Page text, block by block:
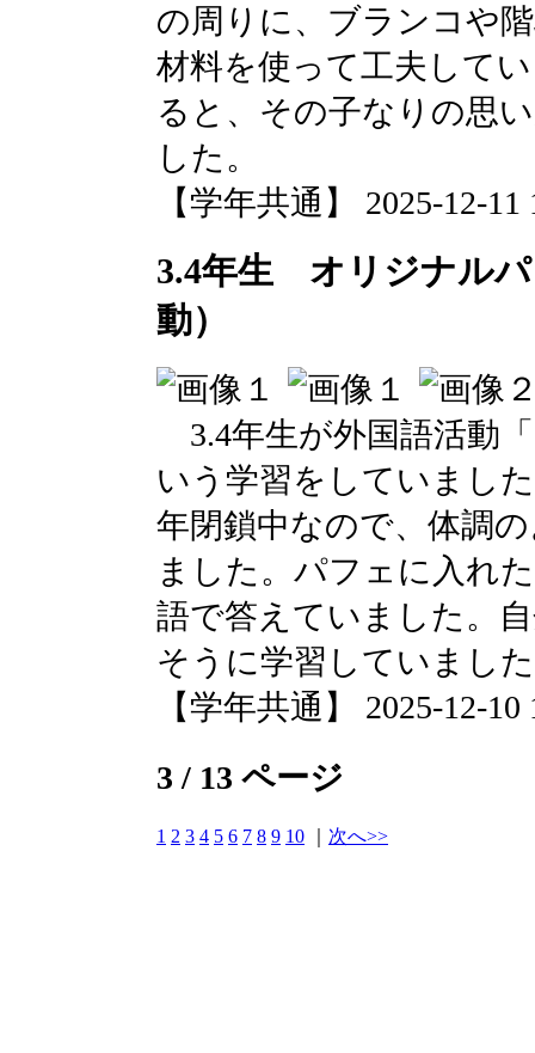
の周りに、ブランコや
材料を使って工夫して
ると、その子なりの思
した。
【学年共通】 2025-12-11
3.4年生 オリジナル
動）
3.4年生が外国語活動
いう学習をしていまし
年閉鎖中なので、体調
ました。パフェに入れ
語で答えていました。
そうに学習していまし
【学年共通】 2025-12-10
3 / 13 ページ
1 2 3 4 5 6 7 8 9 10 次へ>>